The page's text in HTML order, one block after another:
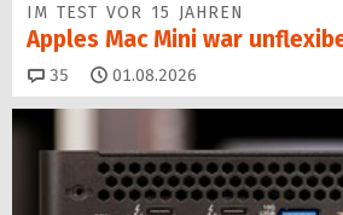
IM TEST VOR 15 JAHREN
Apples Mac Mini war
35 Kommentare
01.08.2026